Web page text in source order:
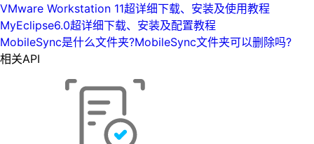
VMware Workstation 11超详细下载、安装及使用教程
MyEclipse6.0超详细下载、安装及配置教程
MobileSync是什么文件夹?MobileSync文件夹可以删除吗?
相关API